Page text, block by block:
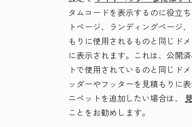
タムコードを表示するのに役立
トページ、ランディングページ
もりに使用されるものと同じド
に表示されます。これは、公開
トで使用されているのと同じド
ッダーやフッターを見積もりに
ニペットを追加したい場合は、
ことをお勧めします。